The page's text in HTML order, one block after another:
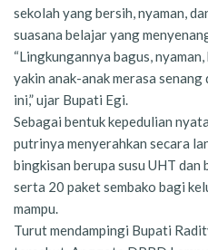
sekolah yang bersih, nyaman,
suasana belajar yang
“Lingkungannya bagus,
yakin anak-anak merasa
ini,” ujar Bupati Egi.
Sebagai bentuk kepedulian
putrinya menyerahkan secara
bingkisan berupa susu UHT dan
serta 20 paket sembako bagi
mampu.
Turut mendampingi Bupati